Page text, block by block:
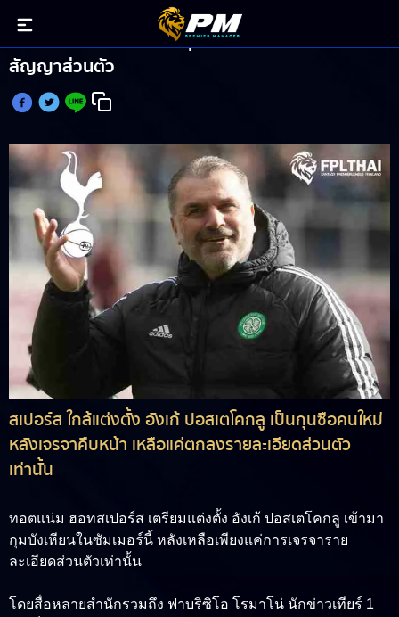
สเปอร์ส เตรียมตั้ง อังเก้ กุมบังเหียน เหลือตกลง
สัญญาส่วนตัว
สเปอร์ส ใกล้แต่งตั้ง อังเก้ ปอสเตโคกลู เป็นกุนซือคนใหม่
หลังเจรจาคืบหน้า เหลือแค่ตกลงรายละเอียดส่วนตัว
เท่านั้น
ทอตแน่ม ฮอทสเปอร์ส เตรียมแต่งตั้ง อังเก้ ปอสเตโคกลู เข้ามา
กุมบังเหียนในซัมเมอร์นี้ หลังเหลือเพียงแค่การเจรจาราย
ละเอียดส่วนตัวเท่านั้น
โดยสื่อหลายสำนักรวมถึง ฟาบริซิโอ โรมาโน่ นักข่าวเทียร์ 1